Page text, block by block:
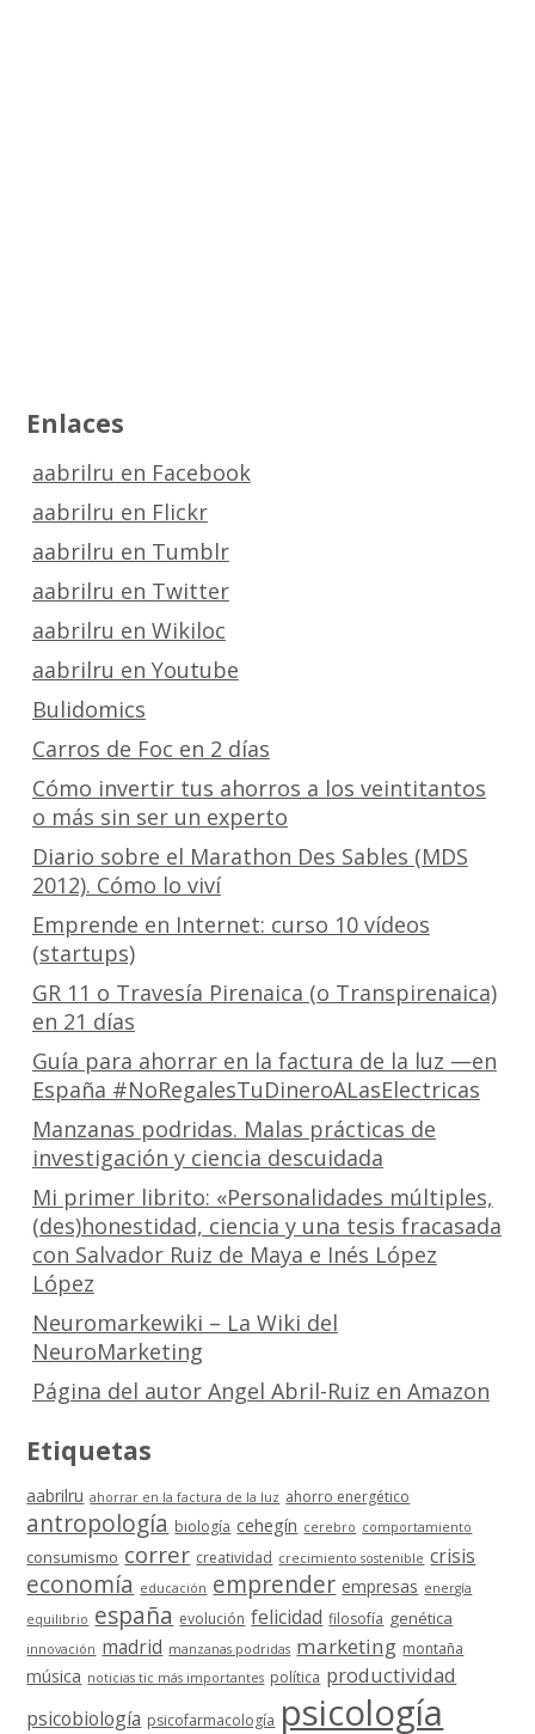
Enlaces
aabrilru en Facebook
aabrilru en Flickr
aabrilru en Tumblr
aabrilru en Twitter
aabrilru en Wikiloc
aabrilru en Youtube
Bulidomics
Carros de Foc en 2 días
Cómo invertir tus ahorros a los veintitantos
o más sin ser un experto
Diario sobre el Marathon Des Sables (MDS
2012). Cómo lo viví
Emprende en Internet: curso 10 vídeos
(startups)
GR 11 o Travesía Pirenaica (o Transpirenaica)
en 21 días
Guía para ahorrar en la factura de la luz —en
España #NoRegalesTuDineroALasElectricas
Manzanas podridas. Malas prácticas de
investigación y ciencia descuidada
Mi primer librito: «Personalidades múltiples,
(des)honestidad, ciencia y una tesis fracasada
con Salvador Ruiz de Maya e Inés López
López
Neuromarkewiki – La Wiki del
NeuroMarketing
Página del autor Angel Abril-Ruiz en Amazon
Etiquetas
aabrilru ahorrar en la factura de la luz ahorro energético
antropología biología cehegín cerebro comportamiento
consumismo correr creatividad crecimiento sostenible crisis
economía educación emprender empresas energía
equilibrio españa evolución felicidad filosofía genética
innovación madrid manzanas podridas marketing montaña
música noticias tic más importantes política productividad
psicobiología psicofarmacología psicología